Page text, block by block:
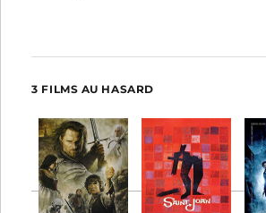
3 FILMS AU HASARD